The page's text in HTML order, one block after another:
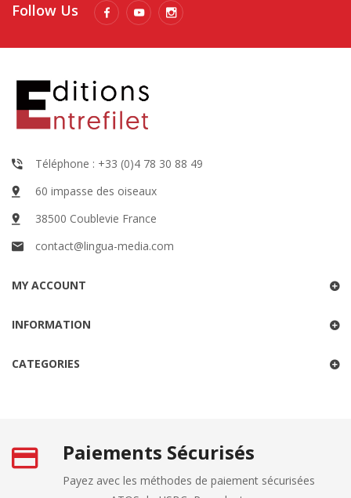
Follow Us
Téléphone : +33 (0)4 78 30 88 49
60 impasse des oiseaux
38500 Coublevie France
contact@lingua-media.com
MY ACCOUNT
INFORMATION
CATEGORIES
Paiements Sécurisés
Payez avec les méthodes de paiement sécurisées